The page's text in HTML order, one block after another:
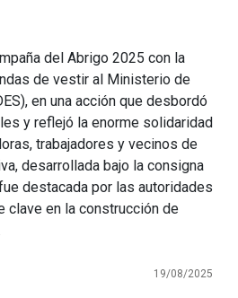
del Abrigo 2025 con la
de vestir al Ministerio de
en una acción que desbordó
y reflejó la enorme solidaridad
trabajadores y vecinos de
desarrollada bajo la consigna
destacada por las autoridades
clave en la construcción de
19/08/2025